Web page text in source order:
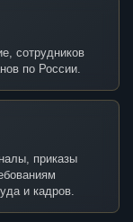
сотрудников
по России.
приказы
и кадров.